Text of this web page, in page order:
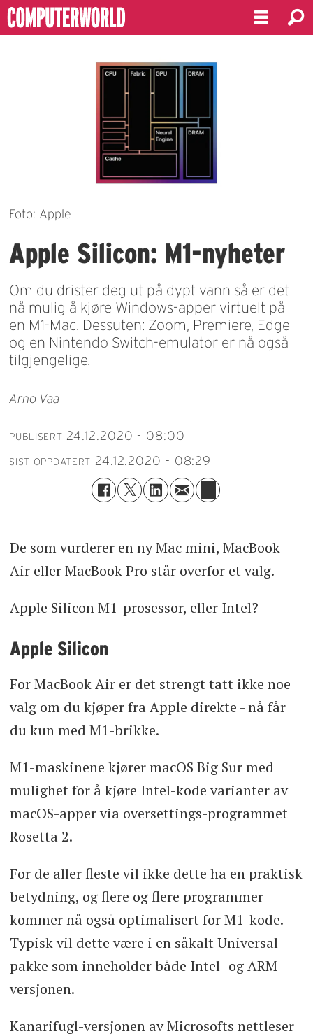
Foto: Apple
Apple Silicon: M1-nyheter
Om du drister deg ut på dypt vann så er det
nå mulig å kjøre Windows-apper virtuelt på
en M1-Mac. Dessuten: Zoom, Premiere, Edge
og en Nintendo Switch-emulator er nå også
tilgjengelige.
Arno Vaa
PUBLISERT 24.12.2020 - 08:00
SIST OPPDATERT 24.12.2020 - 08:29
De som vurderer en ny Mac mini, MacBook
Air eller MacBook Pro står overfor et valg.
Apple Silicon M1-prosessor, eller Intel?
Apple Silicon
For MacBook Air er det strengt tatt ikke noe
valg om du kjøper fra Apple direkte - nå får
du kun med M1-brikke.
M1-maskinene kjører macOS Big Sur med
mulighet for å kjøre Intel-kode varianter av
macOS-apper via oversettings-programmet
Rosetta 2.
For de aller fleste vil ikke dette ha en praktisk
betydning, og flere og flere programmer
kommer nå også optimalisert for M1-kode.
Typisk vil dette være i en såkalt Universal-
pakke som inneholder både Intel- og ARM-
versjonen.
Kanarifugl-versjonen av Microsofts nettleser